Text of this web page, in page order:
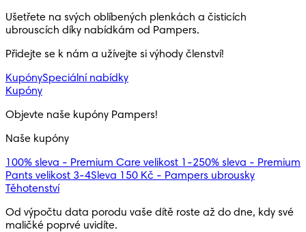
Ušetřete na svých oblíbených plenkách a čisticích
ubrouscích díky nabídkám od Pampers.
Přidejte se k nám a užívejte si výhody členství!
KupónySpeciální nabídky
Kupóny
Objevte naše kupóny Pampers!
Naše kupóny
100% sleva - Premium Care velikost 1-250% sleva - Premium
Pants velikost 3-4Sleva 150 Kč - Pampers ubrousky
Těhotenství
Od výpočtu data porodu vaše dítě roste až do dne, kdy své
maličké poprvé uvidíte.